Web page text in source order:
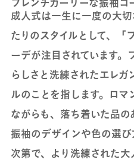
フレンチガーリーな振袖コ
成人式は一生に一度の大
たりのスタイルとして、「
ーデが注目されています。
らしさと洗練されたエレガ
ルのことを指します。ロ
ながらも、落ち着いた品の
振袖のデザインや色の選
次第で、より洗練された